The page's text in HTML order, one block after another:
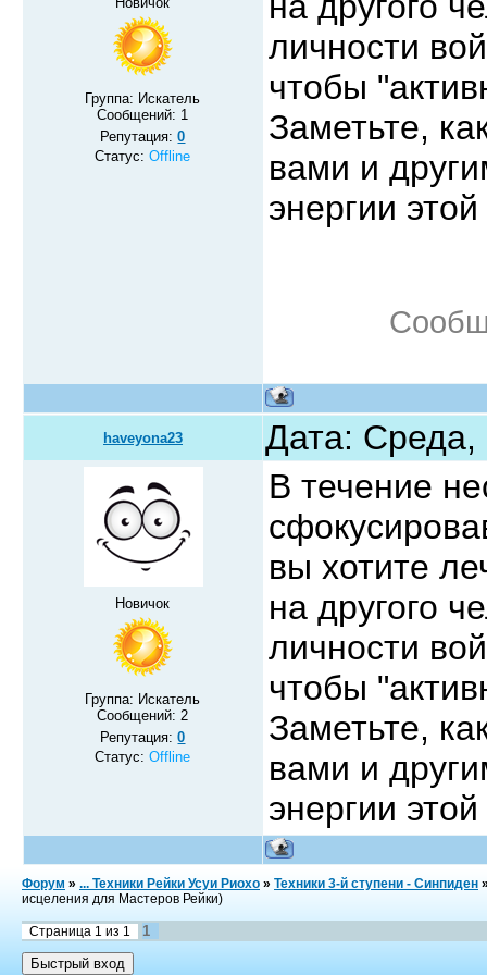
Группа: Искатель
Сообщений: 1
Репутация:0
Статус:Offline
личности
чтобы
Заметьте,
вами и
энергии
haveyona23 Дата:
Новичок
Группа: Искатель
Сообщений: 2
Репутация:0
Статус:Offline
В течение
вы хотите
на другого
личности
чтобы
Заметьте,
вами и
энергии
Форум » ... Техники Рейки Усуи Риохо » Техники 3-й ступени - Синпиден
исцеления для Мастеров Рейки)
Страница 1 из 1 1